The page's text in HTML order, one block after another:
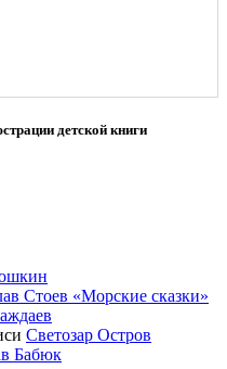
детской книги
Стоев «Морские сказки»
Светозар Остров
Бабюк